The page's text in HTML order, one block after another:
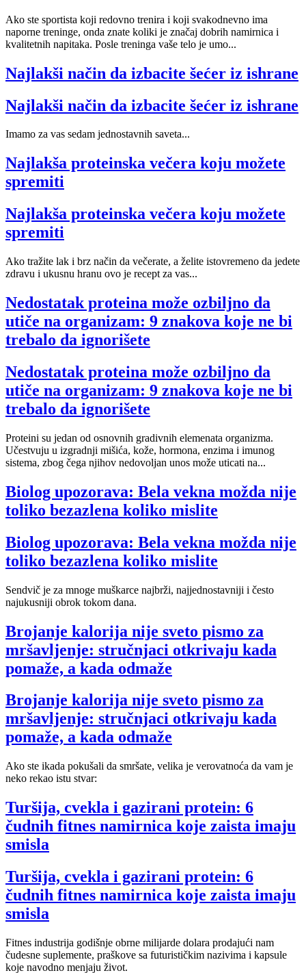
Ako ste sportista koji redovno trenira i koji svakodnevno ima
naporne treninge, onda znate koliki je značaj dobrih namirnica i
kvalitetnih napitaka. Posle treninga vaše telo je umo...
Najlakši način da izbacite šećer iz ishrane
Najlakši način da izbacite šećer iz ishrane
Imamo za vas sedam jednostavnih saveta...
Najlakša proteinska večera koju možete
spremiti
Najlakša proteinska večera koju možete
spremiti
Ako tražite lak i brz način da večerate, a želite istovremeno da jedete
zdravu i ukusnu hranu ovo je recept za vas...
Nedostatak proteina može ozbiljno da
utiče na organizam: 9 znakova koje ne bi
trebalo da ignorišete
Nedostatak proteina može ozbiljno da
utiče na organizam: 9 znakova koje ne bi
trebalo da ignorišete
Proteini su jedan od osnovnih gradivnih elemenata organizma.
Učestvuju u izgradnji mišića, kože, hormona, enzima i imunog
sistema, zbog čega njihov nedovoljan unos može uticati na...
Biolog upozorava: Bela vekna možda nije
toliko bezazlena koliko mislite
Biolog upozorava: Bela vekna možda nije
toliko bezazlena koliko mislite
Sendvič je za mnoge muškarce najbrži, najjednostavniji i često
najukusniji obrok tokom dana.
Brojanje kalorija nije sveto pismo za
mršavljenje: stručnjaci otkrivaju kada
pomaže, a kada odmaže
Brojanje kalorija nije sveto pismo za
mršavljenje: stručnjaci otkrivaju kada
pomaže, a kada odmaže
Ako ste ikada pokušali da smršate, velika je verovatnoća da vam je
neko rekao istu stvar:
Turšija, cvekla i gazirani protein: 6
čudnih fitnes namirnica koje zaista imaju
smisla
Turšija, cvekla i gazirani protein: 6
čudnih fitnes namirnica koje zaista imaju
smisla
Fitnes industrija godišnje obrne milijarde dolara prodajući nam
čudesne suplemente, praškove sa futurističkim nazivima i kapsule
koje navodno menjaju život.